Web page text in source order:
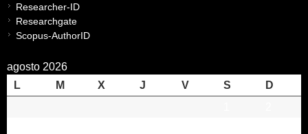
Researcher-ID
Researchgate
Scopus-AuthorID
agosto 2026
L
M X J V S
D